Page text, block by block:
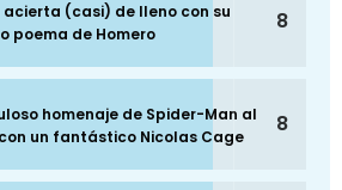
acierta (casi) de lleno con su
poema de Homero
8
homenaje de Spider-Man al
un fantástico Nicolas Cage
8